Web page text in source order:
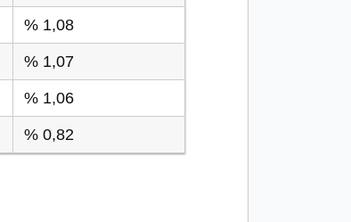
% 1,08
% 1,07
% 1,06
% 0,82